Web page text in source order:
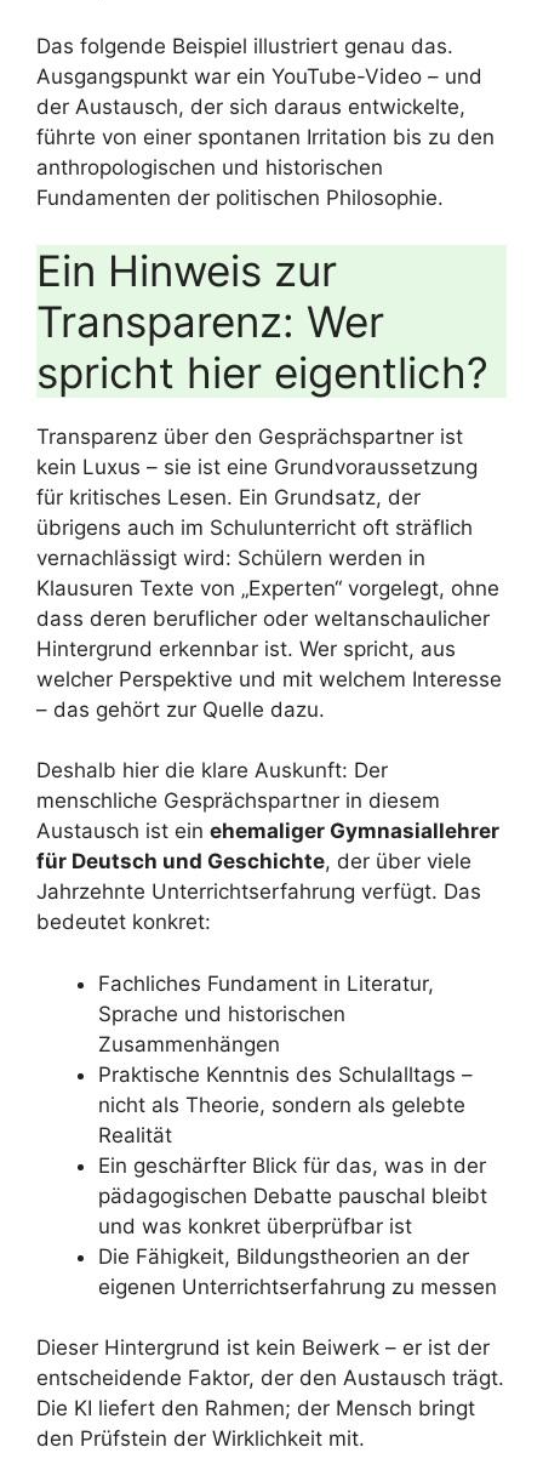
Das folgende Beispiel illustriert genau das.
Ausgangspunkt war ein YouTube-Video – und
der Austausch, der sich daraus entwickelte,
führte von einer spontanen Irritation bis zu den
anthropologischen und historischen
Fundamenten der politischen Philosophie.
Ein Hinweis zur
Transparenz: Wer
spricht hier eigentlich?
Transparenz über den Gesprächspartner ist
kein Luxus – sie ist eine Grundvoraussetzung
für kritisches Lesen. Ein Grundsatz, der
übrigens auch im Schulunterricht oft sträflich
vernachlässigt wird: Schülern werden in
Klausuren Texte von „Experten“ vorgelegt, ohne
dass deren beruflicher oder weltanschaulicher
Hintergrund erkennbar ist. Wer spricht, aus
welcher Perspektive und mit welchem Interesse
– das gehört zur Quelle dazu.
Deshalb hier die klare Auskunft: Der
menschliche Gesprächspartner in diesem
Austausch ist ein ehemaliger Gymnasiallehrer
für Deutsch und Geschichte, der über viele
Jahrzehnte Unterrichtserfahrung verfügt. Das
bedeutet konkret:
Fachliches Fundament in Literatur,
Sprache und historischen
Zusammenhängen
Praktische Kenntnis des Schulalltags –
nicht als Theorie, sondern als gelebte
Realität
Ein geschärfter Blick für das, was in der
pädagogischen Debatte pauschal bleibt
und was konkret überprüfbar ist
Die Fähigkeit, Bildungstheorien an der
eigenen Unterrichtserfahrung zu messen
Dieser Hintergrund ist kein Beiwerk – er ist der
entscheidende Faktor, der den Austausch trägt.
Die KI liefert den Rahmen; der Mensch bringt
den Prüfstein der Wirklichkeit mit.